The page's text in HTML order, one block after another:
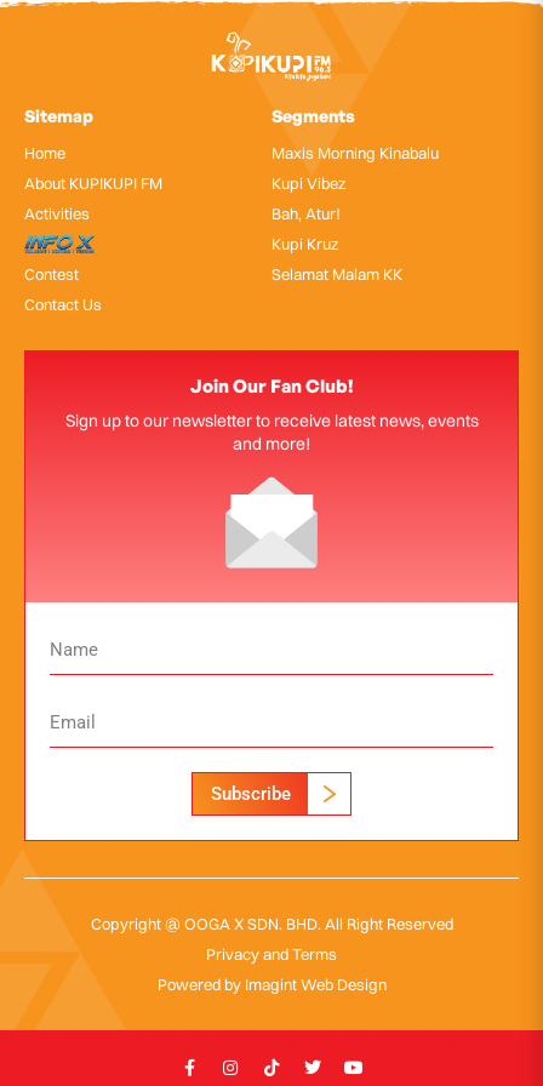
Sitemap
Home
About KUPIKUPI FM
Activities
InfoX
Contest
Contact Us
Segments
Maxis Morning Kinabalu
Kupi Vibez
Bah, Atur!
Kupi Kruz
Selamat Malam KK
Join Our Fan Club!
Sign up to our newsletter to receive latest news, events
and more!
Subscribe
Copyright @ OOGA X SDN. BHD. All Right Reserved
Privacy and Terms
Powered by Imagint Web Design